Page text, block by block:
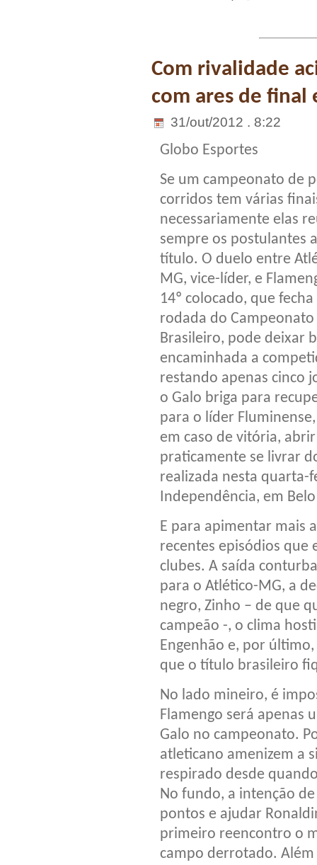
Com rivalidade
com ares de final
31/out/2012 . 8:22
Globo Esportes
Se um campeonato de
corridos tem várias
necessariamente elas
sempre os postulantes
título. O duelo entre
MG, vice-líder, e
14º colocado, que fecha
rodada do Campeonato
Brasileiro, pode deixar
encaminhada a
restando apenas cinco
o Galo briga para
para o líder
em caso de vitória,
praticamente se livrar
realizada nesta quarta-
Independência, em
E para apimentar mais
recentes episódios que
clubes. A saída
para o Atlético-MG, a
negro, Zinho – de que
campeão -, o clima
Engenhão e, por
que o título brasileiro
No lado mineiro, é
Flamengo será apenas
Galo no campeonato.
atleticano amenizem a
respirado desde
No fundo, a intenção
pontos e ajudar
primeiro reencontro o
campo derrotado.